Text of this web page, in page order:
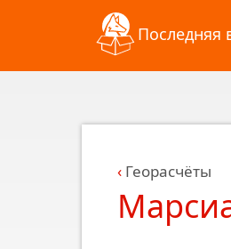
Назад к последнимПоследняя
Георасчёты